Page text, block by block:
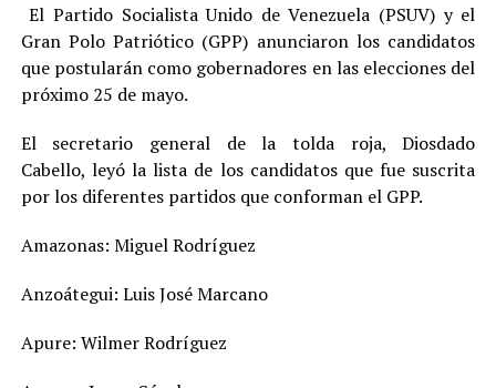
El Partido Socialista Unido de Venezuela (PSUV) y el
Gran Polo Patriótico (GPP) anunciaron los candidatos
que postularán como gobernadores en las elecciones del
próximo 25 de mayo.
El secretario general de la tolda roja, Diosdado
Cabello, leyó la lista de los candidatos que fue suscrita
por los diferentes partidos que conforman el GPP.
Amazonas: Miguel Rodríguez
Anzoátegui: Luis José Marcano
Apure: Wilmer Rodríguez